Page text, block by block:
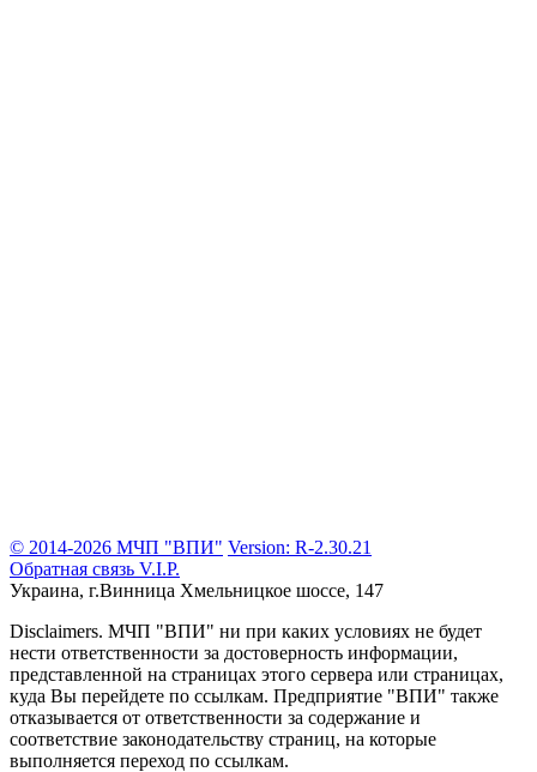
© 2014-2026 МЧП "ВПИ" Version: R-2.30.21
Обратная связь V.I.P.
Украина, г.Винница Хмельницкое шоссе, 147
Disclaimers. МЧП "ВПИ" ни при каких условиях не будет
нести ответственности за достоверность информации,
представленной на страницах этого сервера или страницах,
куда Вы перейдете по ссылкам. Предприятие "ВПИ" также
отказывается от ответственности за содержание и
соответствие законодательству страниц, на которые
выполняется переход по ссылкам.